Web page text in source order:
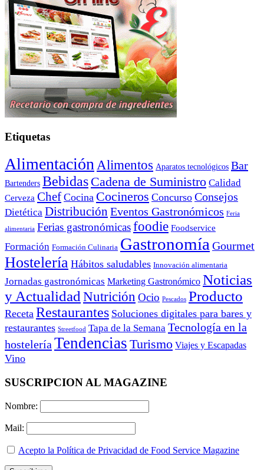
Etiquetas
Alimentación Alimentos Aparatos tecnológicos Bar
Bartenders Bebidas Cadena de Suministro Calidad
Cerveza Chef Cocina Cocineros Concurso Consejos
Dietética Distribución Eventos Gastronómicos Feria
alimentaria Ferias gastronómicasfoodie Foodservice
Formación Formación Culinaria Gastronomía Gourmet
Hostelería Hábitos saludables Innovación alimentaria
Jornadas gastronómicas Marketing Gastronómico Noticias
y Actualidad Nutrición Ocio Pescados Producto
Receta Restaurantes Soluciones digitales para bares y
restaurantes Streetfood Tapa de la Semana Tecnología en la
hostelería Tendencias Turismo Viajes y Escapadas
Vino
SUSCRIPCION AL MAGAZINE
Nombre:
Mail:
Acepto la Política de Privacidad de Food Service Magazine